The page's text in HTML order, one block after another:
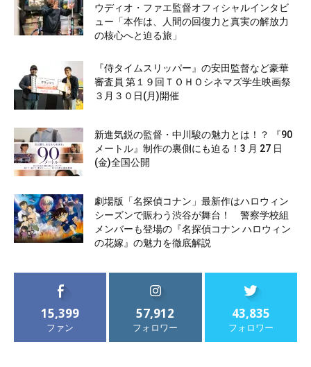
ウディオ・ファエ監督オフィシャルインタビ
ュー「本作は、人間の回復力と真実の解放力
の核心へと迫る旅」
『侍タイムスリッパー』の安田監督など豪華
審査員 第１９回ＴＯＨＯシネマズ学生映画祭
３月３０日(月)開催
新進気鋭の監督・中川駿の魅力とは！？ 『90
メートル』制作の裏側にも迫る！3 月 27 日
(金)全国公開
劇場版「名探偵コナン」最新作はハロウィン
シーズンで賑わう渋谷が舞台！ 警察学校組
メンバーも登場の『名探偵コナン ハロウィン
の花嫁』の魅力を徹底解説
15,399
ファン
57,912
フォロワー
43,835
フォロワー